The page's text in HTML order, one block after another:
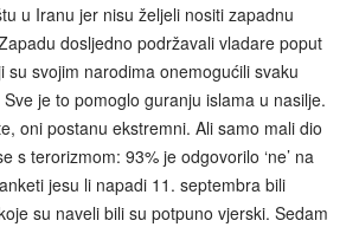
u Iranu jer nisu željeli nositi zapadnu
dosljedno podržavali vladare poput
su svojim narodima onemogućili svaku
je to pomoglo guranju islama u nasilje.
oni postanu ekstremni. Ali samo mali dio
s terorizmom: 93% je odgovorilo ‘ne’ na
jesu li napadi 11. septembra bili
su naveli bili su potpuno vjerski. Sedam